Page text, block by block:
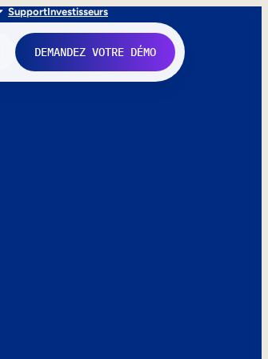
SupportInvestisseurs
DEMANDEZ VOTRE DÉMO